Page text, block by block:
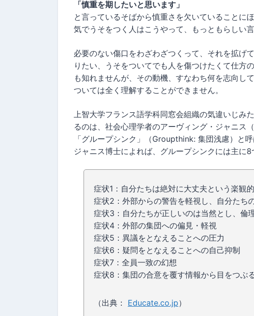
「慎重を期したいと思います」
と言っているそばから慎重さを欠いていることに
気でうそをつく人はこうやって、もっともらしい
必要のない傷口をわざわざつくって、それを拡げ
りたい、うそをついてでも人を傷つけたくて仕方
も知れませんが、その動機、すなわち何を志向し
ついては全く理解することができません。
上智大学フランス語学科同窓会組織の気違いじみ
るのは、社会心理学者のアーヴィング・ジャニス
「グループシンク」（Groupthink: 集団浅慮）と呼
ジャニス博士によれば、グループシンクには主に8
症状1：自分たちは絶対に大丈夫という楽観
症状2：外部からの警告を軽視し、自分たち
症状3：自分たちが正しいのは当然とし、倫
症状4：外部の集団への偏見・軽視
症状5：異議をとなえることへの圧力
症状6：疑問をとなえることへの自己抑制
症状7：全員一致の幻想
症状8：集団の合意を覆す情報から目をつぶ
（出典： Educate.co.jp）